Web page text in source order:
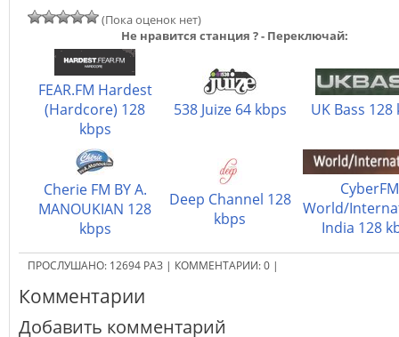
(Пока оценок нет)
Не нравится станция ? - Переключай:
FEAR.FM Hardest
(Hardcore) 128
kbps
538 Juize 64 kbps UK Bass 128
Cherie FM BY A.
MANOUKIAN 128
kbps
Deep Channel 128
kbps
CyberFM
World/
India 128
ПРОСЛУШАНО: 12694 РАЗ | КОММЕНТАРИИ:0 |
Комментарии
Добавить комментарий